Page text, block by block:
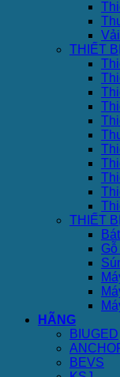
THIẾT
THIẾT
HÃNG
BIUGED
BEVS